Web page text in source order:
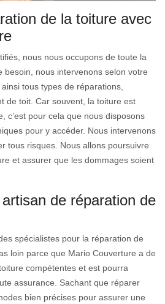
de la toiture avec
nous nous occupons de toute la
besoin, nous intervenons selon votre
tous types de réparations,
de toit. Car souvent, la toiture est
c’est pour cela que nous disposons
pour y accéder. Nous intervenons
tous risques. Nous allons poursuivre
et assurer que les dommages soient
de réparation de
spécialistes pour la réparation de
loin parce que Mario Couverture a de
compétentes et est pourra
assurance. Sachant que réparer
bien précises pour assurer une